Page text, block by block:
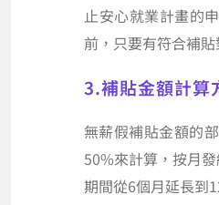
止安心就業計畫的
前，只要有符合補
3.補貼金額計算
無薪假補貼金額的
50%來計算，按月
期間從6個月延長到